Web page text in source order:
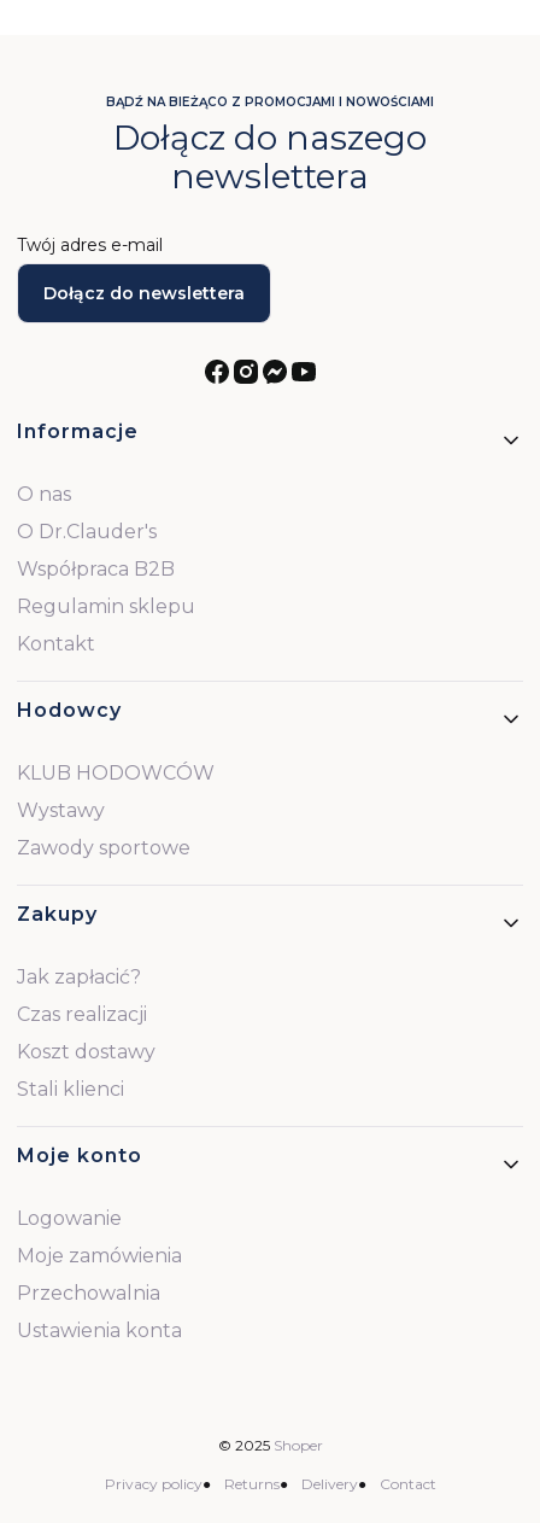
BĄDŹ NA BIEŻĄCO Z PROMOCJAMI I NOWOŚCIAMI
Dołącz do naszego
newslettera
Twój adres e-mail
Dołącz do newslettera
Linki w stopce
Informacje
O nas
O Dr.Clauder's
Współpraca B2B
Regulamin sklepu
Kontakt
Hodowcy
KLUB HODOWCÓW
Wystawy
Zawody sportowe
Zakupy
Jak zapłacić?
Czas realizacji
Koszt dostawy
Stali klienci
Moje konto
Logowanie
Moje zamówienia
Przechowalnia
Ustawienia konta
© 2025 Shoper
Privacy policy● Returns● Delivery● Contact